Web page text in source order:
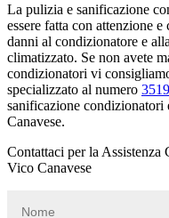
La pulizia e sanificazione
essere fatta con attenzione
danni al condizionatore e
climatizzato. Se non avete
condizionatori vi
specializzato al numero
sanificazione condizionatori
Canavese.
Contattaci per la
Vico Canavese